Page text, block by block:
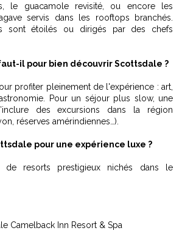
le guacamole revisité, ou encore les
servis dans les rooftops branchés.
sont étoilés ou dirigés par des chefs
il pour bien découvrir Scottsdale ?
profiter pleinement de l'expérience : art,
Pour un séjour plus slow, une
des excursions dans la région
réserves amérindiennes…).
pour une expérience luxe ?
de resorts prestigieux nichés dans le
Camelback Inn Resort & Spa